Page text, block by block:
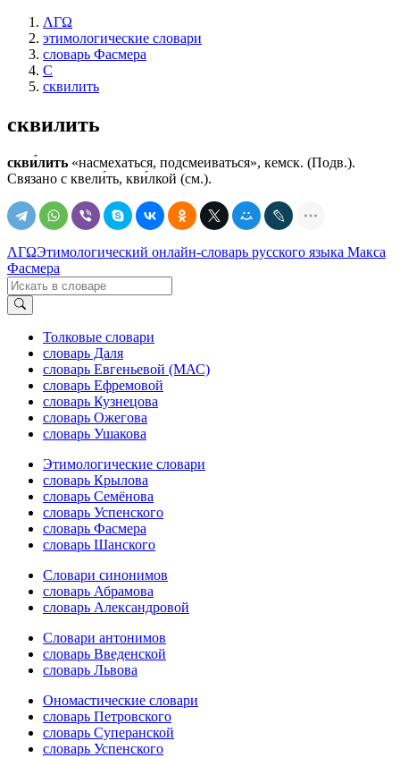
ΛΓΩ
этимологические словари
словарь Фасмера
С
сквилить
сквилить
скви́лить «насмехаться, подсмеиваться», кемск. (Подв.).
Связано с квели́ть, кви́лкой (см.).
ΛΓΩЭтимологический онлайн-словарь русского языка Макса
Фасмера
Толковые словари
словарь Даля
словарь Евгеньевой (МАС)
словарь Ефремовой
словарь Кузнецова
словарь Ожегова
словарь Ушакова
Этимологические словари
словарь Крылова
словарь Семёнова
словарь Успенского
словарь Фасмера
словарь Шанского
Словари синонимов
словарь Абрамова
словарь Александровой
Словари антонимов
словарь Введенской
словарь Львова
Ономастические словари
словарь Петровского
словарь Суперанской
словарь Успенского